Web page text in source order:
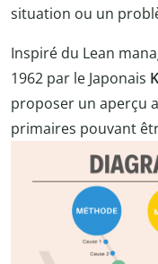
situation ou un
Inspiré du Lean
1962 par le Japonais
proposer un aperçu
primaires pouvant